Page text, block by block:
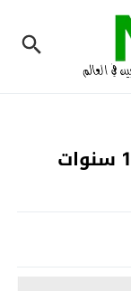
يحتفظ بجثة أمه في المطبخ 10 سنوات